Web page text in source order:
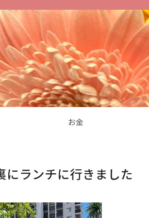
お金
にランチに行きました